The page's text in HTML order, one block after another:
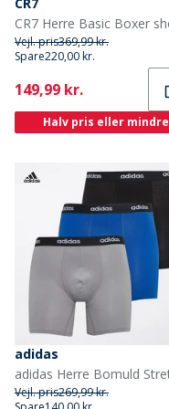
Vejl. pris369,99 kr.
Spare220,00 kr.
Current
149,99 kr.
Halv pris eller mindre
adidas
Vejl. pris269,99 kr.